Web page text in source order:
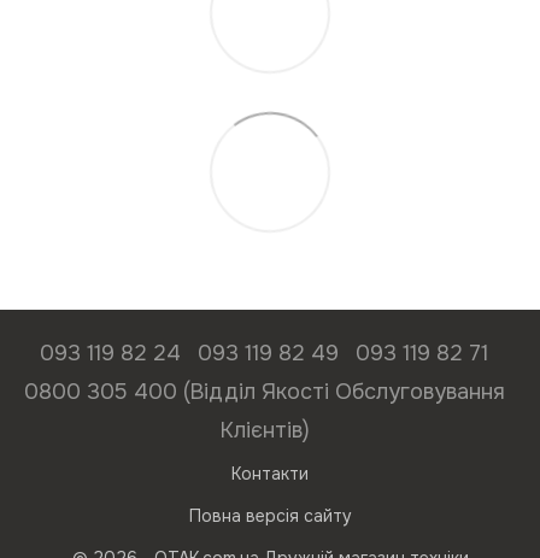
093 119 82 24 093 119 82 49
093 119 82 71
0800 305 400 (Відділ Якості Обслуговування
Клієнтів)
Контакти
Повна версія сайту